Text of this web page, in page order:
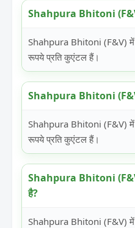
Shahpura Bhitoni (F&V)
Shahpura Bhitoni (F&V)
रूपये प्रति कुएंटल हैं।
Shahpura Bhitoni (F&V)
Shahpura Bhitoni (F&V)
रूपये प्रति कुएंटल हैं।
Shahpura Bhitoni (F&V)
है?
Shahpura Bhitoni (F&V) में